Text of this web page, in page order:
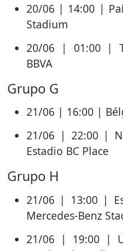
20/06 | 14:00 |
Stadium
20/06 | 01:00 |
BBVA
Grupo G
21/06 | 16:00 |
21/06 | 22:00 |
Estadio BC Place
Grupo H
21/06 | 13:00 |
Mercedes-Benz
21/06 | 19:00 |